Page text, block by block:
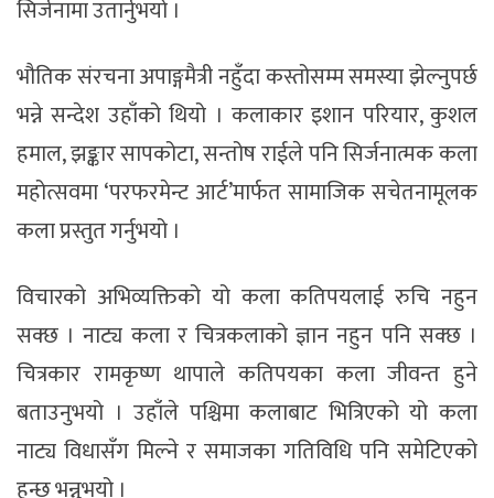
सिर्जनामा उतार्नुभयो ।
भौतिक संरचना अपाङ्गमैत्री नहुँदा कस्तोसम्म समस्या झेल्नुपर्छ
भन्ने सन्देश उहाँको थियो । कलाकार इशान परियार, कुशल
हमाल, झङ्कार सापकोटा, सन्तोष राईले पनि सिर्जनात्मक कला
महोत्सवमा ‘परफरमेन्ट आर्ट’मार्फत सामाजिक सचेतनामूलक
कला प्रस्तुत गर्नुभयो ।
विचारको अभिव्यक्तिको यो कला कतिपयलाई रुचि नहुन
सक्छ । नाट्य कला र चित्रकलाको ज्ञान नहुन पनि सक्छ ।
चित्रकार रामकृष्ण थापाले कतिपयका कला जीवन्त हुने
बताउनुभयो । उहाँले पश्चिमा कलाबाट भित्रिएको यो कला
नाट्य विधासँग मिल्ने र समाजका गतिविधि पनि समेटिएको
हुन्छ भन्नुभयो ।